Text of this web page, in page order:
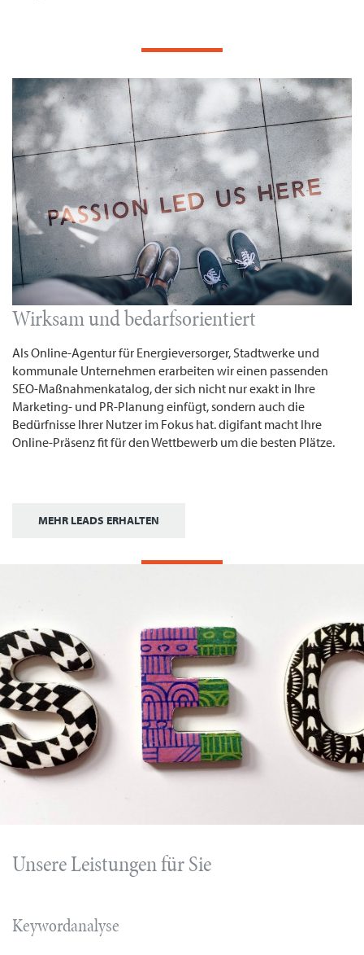
Wirksam und bedarfsorientiert
Als Online-Agentur für Energieversorger, Stadtwerke und
kommunale Unternehmen erarbeiten wir einen passenden
SEO-Maßnahmenkatalog, der sich nicht nur exakt in Ihre
Marketing- und PR-Planung einfügt, sondern auch die
Bedürfnisse Ihrer Nutzer im Fokus hat. digifant macht Ihre
Online-Präsenz fit für den Wettbewerb um die besten Plätze.
MEHR LEADS ERHALTEN
Unsere Leistungen für Sie
Keywordanalyse